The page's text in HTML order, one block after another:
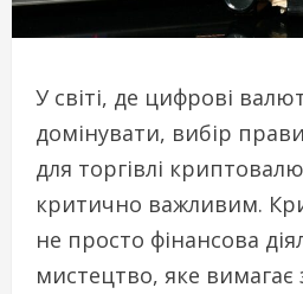
У світі, де цифрові
домінувати, вибір
для торгівлі
критично важливим.
не просто фінансова
мистецтво, яке вимагає